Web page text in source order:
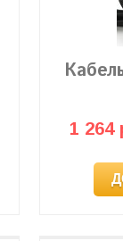
1 264